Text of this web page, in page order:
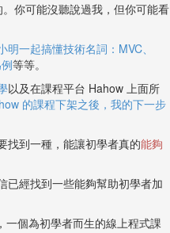
你可能沒聽說過我，但你可能看
明一起搞懂技術名詞：MVC、
等等。
以及在課程平台 Hahow 上面所
的課程下架之後，我的下一步
找到一種，能讓初學者真的能夠
已經找到一些能夠幫助初學者加
個為初學者而生的線上程式課